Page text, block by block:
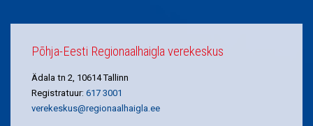
Põhja-Eesti Regionaalhaigla verekeskus
Ädala tn 2, 10614 Tallinn
Registratuur: 617 3001
verekeskus@regionaalhaigla.ee